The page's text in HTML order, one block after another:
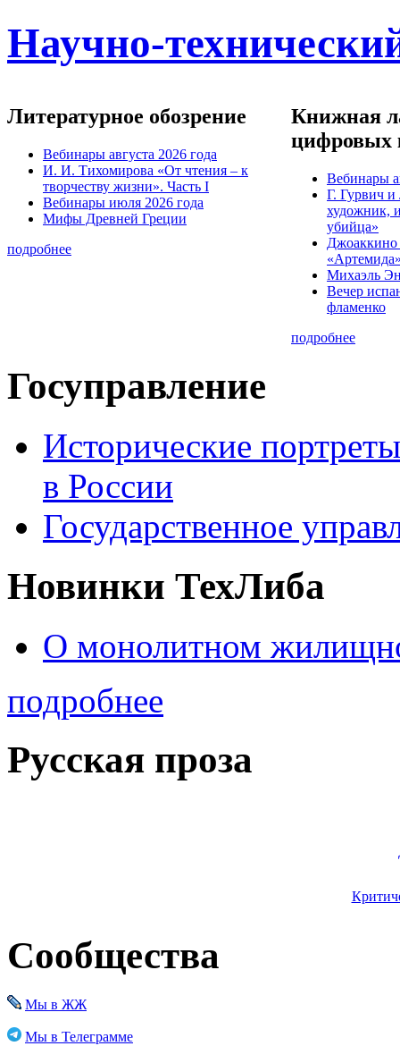
Научно-
Литературное обозрение
Вебинары августа 2026 года
И. И. Тихомирова «От чтения – к
творчеству жизни». Часть I
Вебинары июля 2026 года
Мифы Древней Греции
подробнее
Книжная
цифровых
Вебинары
Г. Гурвич
художник,
убийца»
Михаэль
Вечер
фламенко
подробнее
Госуправление
Исторические
в России
Государственное
Новинки ТехЛиба
О монолитном
подробнее
Русская проза
Сообщества
Мы в ЖЖ
Мы в Телеграмме